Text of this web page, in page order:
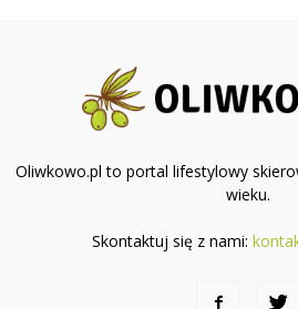
Oliwkowo.pl to portal lifestylowy
wieku.
Skontaktuj się z nami: